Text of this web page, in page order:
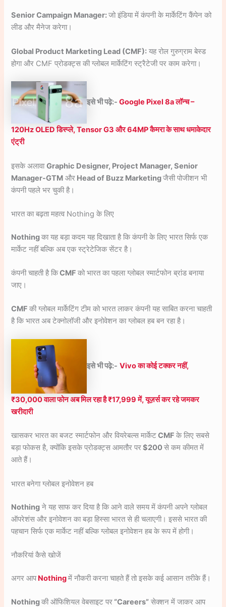
Senior Campaign Manager:जो इंडिया में कंपनी के मार्केटिंग कैंपेन को
लीड और मैनेज करेगा।
Global Product Marketing Lead (CMF): यह रोल गुरुग्राम बेस्ड
होगा और CMF प्रोडक्ट्स की ग्लोबल मार्केटिंग स्ट्रैटेजी पर काम करेगा।
इसे भी पढ़े:-Google Pixel 8a लॉन्च –
120Hz OLED डिस्प्ले, Tensor G3 और 64MP कैमरा के साथ धमाकेदार
एंट्री
इसके अलावाGraphic Designer, Project Manager, Senior
Manager-GTM और Head of Buzz Marketingजैसी पोजीशन भी
कंपनी पहले भर चुकी है।
भारत का बढ़ता महत्व Nothing के लिए
Nothingका यह बड़ा कदम यह दिखाता है कि कंपनी के लिए भारत सिर्फ एक
मार्केट नहीं बल्कि अब एक स्ट्रेटेजिक सेंटर है।
कंपनी चाहती है किCMFको भारत का पहला ग्लोबल स्मार्टफोन ब्रांड बनाया
जाए।
CMFकी ग्लोबल मार्केटिंग टीम को भारत लाकर कंपनी यह साबित करना चाहती
है कि भारत अब टेक्नोलॉजी और इनोवेशन का ग्लोबल हब बन रहा है।
इसे भी पढ़े:- Vivo का कोई टक्कर नहीं,
₹30,000 वाला फोन अब मिल रहा है ₹17,999 में, यूज़र्स कर रहे जमकर
खरीदारी
खासकर भारत का बजट स्मार्टफोन और वियरेबल्स मार्केटCMFके लिए सबसे
बड़ा फोकस है, क्योंकि इसके प्रोडक्ट्स आमतौर पर$200से कम कीमत में
आते हैं।
भारत बनेगा ग्लोबल इनोवेशन हब
Nothing ने यह साफ कर दिया है कि आने वाले समय में कंपनी अपने ग्लोबल
ऑपरेशंस और इनोवेशन का बड़ा हिस्सा भारत से ही चलाएगी। इससे भारत की
पहचान सिर्फ एक मार्केट नहीं बल्कि ग्लोबल इनोवेशन हब के रूप में होगी।
नौकरियां कैसे खोजें
अगर आपNothingमें नौकरी करना चाहते हैं तो इसके कई आसान तरीके हैं।
Nothingकी ऑफिशियल वेबसाइट पर “Careers” सेक्शन में जाकर आप